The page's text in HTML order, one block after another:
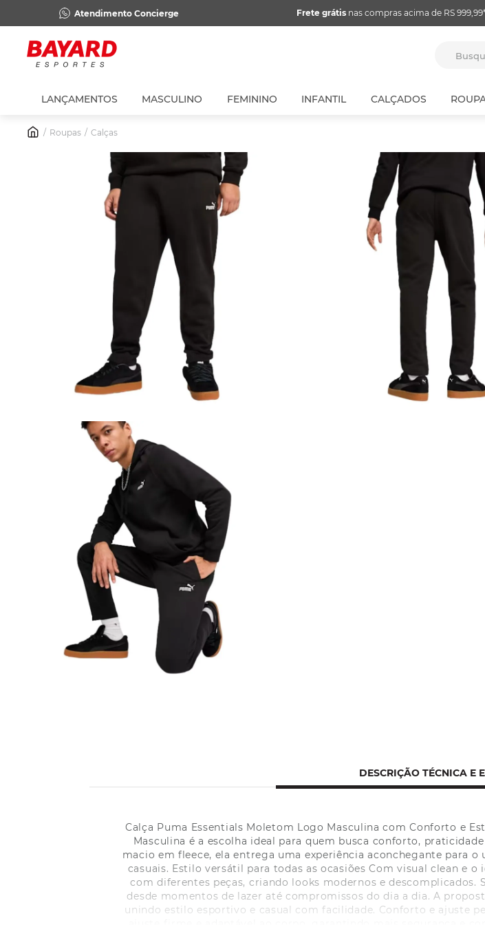
Atendimento Concierge Frete grátisnas compras acima de RS
LANÇAMENTOS MASCULINO FEMININO INFANTIL CALÇADOS
Roupas Calças
DESCRIÇÃO TÉCNICA E
Calça Puma Essentials Moletom Logo Masculina com Conforto e
Masculina é a escolha ideal para quem busca conforto,
macio em fleece, ela entrega uma experiência aconchegante para
casuais. Estilo versátil para todas as ocasiões Com visual clean e
com diferentes peças, criando looks modernos e
desde momentos de lazer até compromissos do dia a dia. A
unindo estilo esportivo e casual com facilidade. Conforto e ajuste